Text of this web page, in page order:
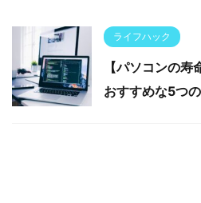
ライフハック
【パソコンの
おすすめな5つ